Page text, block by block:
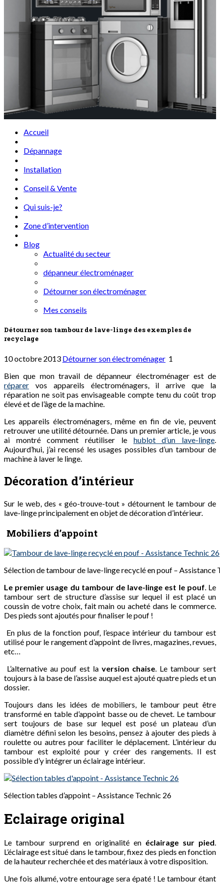
Accueil
Dépannage
Installation
Conseil & Vente
Qui suis-je?
Zone d’intervention
Blog
Actualité du secteur
dépanneur électroménager
Détourner son électroménager
Mes conseils
Détourner son tambour de lave-linge des exemples de
recyclage
10 octobre 2013 Détourner son électroménager 1
Bien que mon travail de dépanneur électroménager est de
réparer vos appareils électroménagers, il arrive que la
réparation ne soit pas envisageable compte tenu du coût trop
élevé et de l’âge de la machine.
Les appareils électroménagers, même en fin de vie, peuvent
retrouver une utilité détournée. Dans un premier article, je vous
ai montré comment réutiliser le hublot d’un lave-linge.
Aujourd’hui, j’ai recensé les usages possibles d’un tambour de
machine à laver le linge.
Décoration d’intérieur
Sur le web, des « géo-trouve-tout » détournent le tambour de
lave-linge principalement en objet de décoration d’intérieur.
Mobiliers d’appoint
Sélection de tambour de lave-linge recyclé en pouf – Assistance
Le premier usage du tambour de lave-linge est le pouf. Le
tambour sert de structure d’assise sur lequel il est placé un
coussin de votre choix, fait main ou acheté dans le commerce.
Des pieds sont ajoutés pour finaliser le pouf !
En plus de la fonction pouf, l’espace intérieur du tambour est
utilisé pour le rangement d’appoint de livres, magazines, revues,
etc…
L’alternative au pouf est la version chaise. Le tambour sert
toujours à la base de l’assise auquel est ajouté quatre pieds et un
dossier.
Toujours dans les idées de mobiliers, le tambour peut être
transformé en table d’appoint basse ou de chevet. Le tambour
sert toujours de base sur lequel est posé un plateau d’un
diamètre défini selon les besoins, pensez à ajouter des pieds à
roulette ou autres pour faciliter le déplacement. L’intérieur du
tambour est exploité pour y créer des rangements. Il est
possible d’y intégrer un éclairage intérieur.
Sélection tables d’appoint – Assistance Technic 26
Eclairage original
Le tambour surprend en originalité en éclairage sur pied.
L’éclairage est situé dans le tambour, fixez des pieds en fonction
de la hauteur recherchée et des matériaux à votre disposition.
Une fois allumé, votre entourage sera épaté ! Le tambour étant